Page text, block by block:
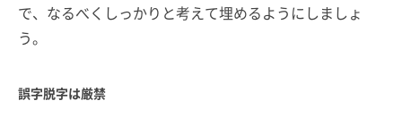
で、なるべくしっかりと考えて埋めるようにしましょ
う。
誤字脱字は厳禁